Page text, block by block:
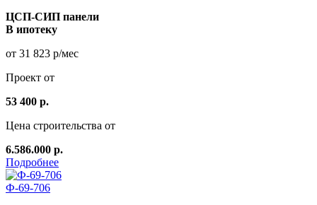
ЦСП-СИП панели
В ипотеку
от 31 823 р/мес
Проект от
53 400 р.
Цена строительства от
6.586.000 р.
Подробнее
Ф-69-706